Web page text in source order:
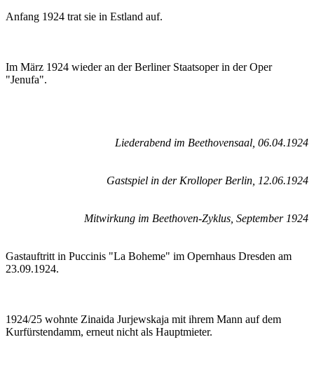
Anfang 1924 trat sie in Estland auf.
Im März 1924 wieder an der Berliner Staatsoper in der Oper
"Jenufa".
Liederabend im Beethovensaal, 06.04.1924
Gastspiel in der Krolloper Berlin, 12.06.1924
Mitwirkung im Beethoven-Zyklus, September 1924
Gastauftritt in Puccinis "La Boheme" im Opernhaus Dresden am
23.09.1924.
1924/25 wohnte Zinaida Jurjewskaja mit ihrem Mann auf dem
Kurfürstendamm, erneut nicht als Hauptmieter.